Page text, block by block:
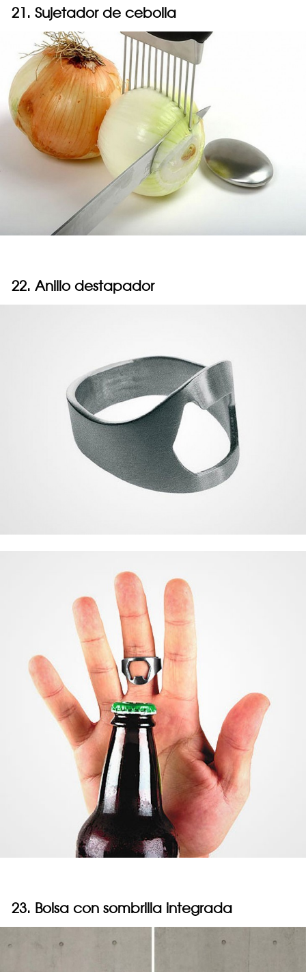
21. Sujetador de cebolla
22. Anillo destapador
23. Bolsa con sombrilla integrada